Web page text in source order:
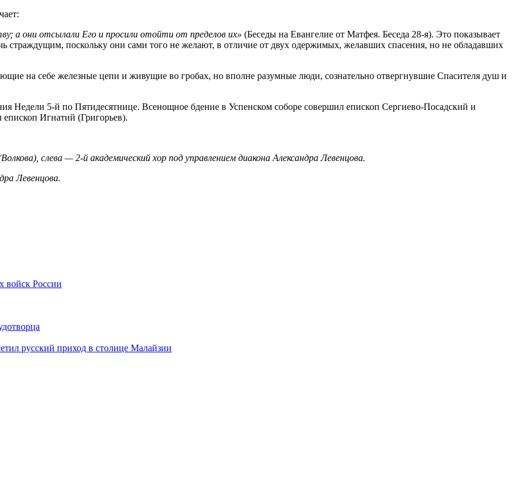
а они отсылали Его и просили отойти от пределов их» (Беседы на Евангелие от Матфея. Беседа 28-я). Это показывает
страждущим, поскольку они сами того не желают, в отличие от двух одержимых, желавших спасения, но не обладавших
на себе железные цепи и живущие во гробах, но вполне разумные люди, сознательно отвергнувшие Спасителя душ и
Недели 5-й по Пятидесятнице. Всенощное бдение в Успенском соборе совершил епископ Сергиево-Посадский и
Игнатий (Григорьев).
слева — 2-й академический хор под управлением диакона Александра Левенцова.
Левенцова.
войск России
русский приход в столице Малайзии